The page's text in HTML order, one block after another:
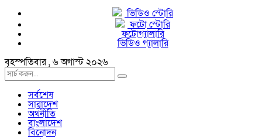
ভিডিও স্টোরি
ফটো স্টোরি
ফটোগ্যালারি
ভিডিও গ্যালারি
বৃহস্পতিবার , ৬ অগাস্ট ২০২৬
সর্বশেষ
সারাদেশ
অর্থনীতি
বাংলাদেশ
বিনোদন